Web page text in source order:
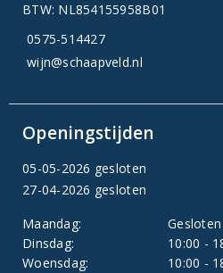
BTW: NL854155958B01
0575-514427
wijn@schaapveld.nl
Openingstijden
05-05-2026 gesloten
27-04-2026 gesloten
Maandag:
Gesloten
Dinsdag:
10:00 -
Woensdag:
10:00 -